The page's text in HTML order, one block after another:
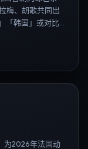
梅、胡歌共同出
韩国」或对比同
为2026年法国动